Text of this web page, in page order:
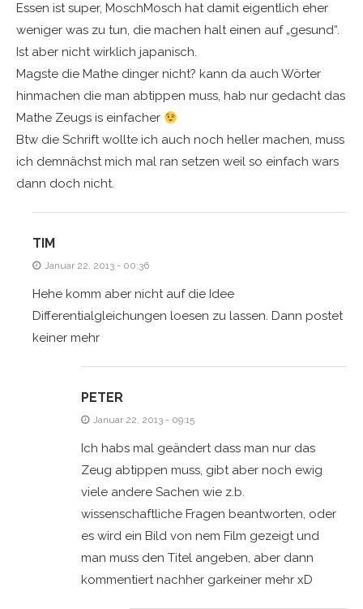
Essen ist super, MoschMosch hat damit eigentlich eher
weniger was zu tun, die machen halt einen auf „gesund“.
Ist aber nicht wirklich japanisch.
Magste die Mathe dinger nicht? kann da auch Wörter
hinmachen die man abtippen muss, hab nur gedacht das
Mathe Zeugs is einfacher
Btw die Schrift wollte ich auch noch heller machen, muss
ich demnächst mich mal ran setzen weil so einfach wars
dann doch nicht.
TIM
Januar 22, 2013 - 00:36
Hehe komm aber nicht auf die Idee
Differentialgleichungen loesen zu lassen. Dann postet
keiner mehr
PETER
Januar 22, 2013 - 09:15
Ich habs mal geändert dass man nur das
Zeug abtippen muss, gibt aber noch ewig
viele andere Sachen wie z.b.
wissenschaftliche Fragen beantworten, oder
es wird ein Bild von nem Film gezeigt und
man muss den Titel angeben, aber dann
kommentiert nachher garkeiner mehr xD